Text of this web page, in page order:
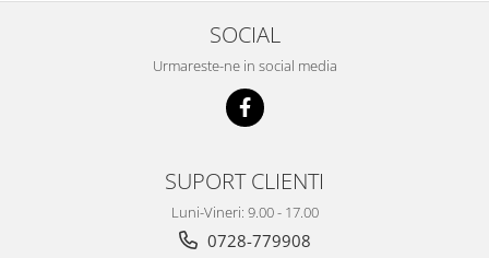
SOCIAL
Urmareste-ne in social media
SUPORT CLIENTI
Luni-Vineri: 9.00 - 17.00
0728-779908